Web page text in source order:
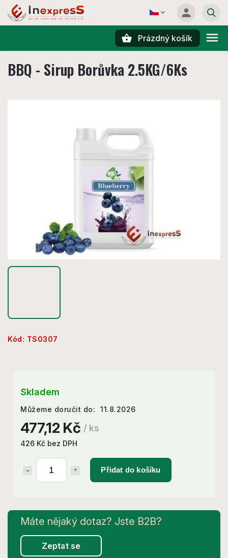
Prázdný košík
BBQ - Sirup Borůvka 2.5KG/6Ks
Kód: TS0307
477,12 Kč / ks
426 Kč bez DPH
Přidat do košíku
Skladem
Můžeme doručit do: 11.8.2026
Zeptat se